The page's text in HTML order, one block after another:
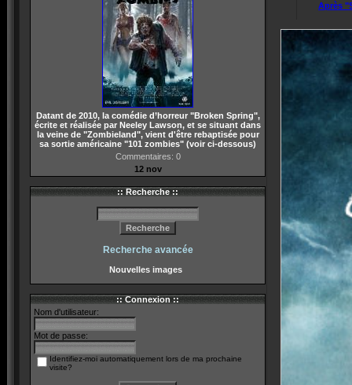
Datant de 2010, la comédie d’horreur "Broken Spring",
écrite et réalisée par Neeley Lawson, et se situant dans
la veine de "Zombieland", vient d'être rebaptisée pour
sa sortie américaine "101 zombies" (voir ci-dessous)
Commentaires: 0
12 nov
:: Recherche ::
Recherche avancée
Nouvelles images
:: Connexion ::
Nom d'utilisateur:
Mot de passe:
Identifiez-moi automatiquement lors de ma prochaine
visite?
Après